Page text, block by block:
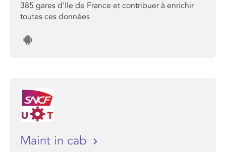
385 gares d'Ile de France et contribuer à enrichir
toutes ces données
Maint in cab